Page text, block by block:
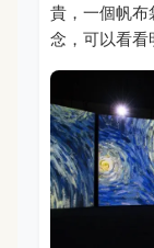
貴，一個帆
念，可以看看